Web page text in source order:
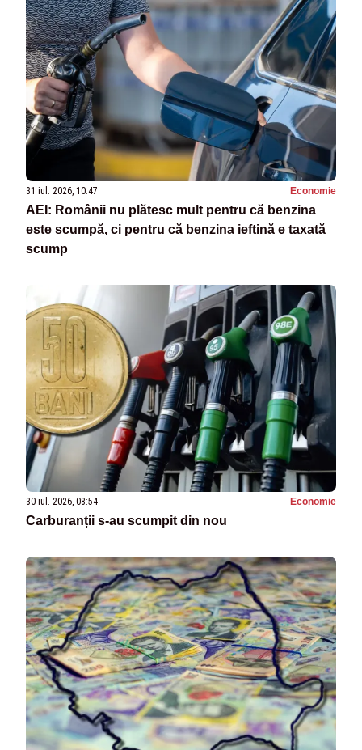
31 iul. 2026, 10:47 Economie
AEI: Românii nu plătesc mult pentru că benzina
este scumpă, ci pentru că benzina ieftină e taxată
scump
30 iul. 2026, 08:54 Economie
Carburanții s-au scumpit din nou